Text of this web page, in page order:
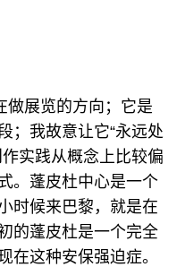
做展览的方向；它是
；我故意让它“永远处
实践从概念上比较偏
。蓬皮杜中心是一个
时候来巴黎，就是在
的蓬皮杜是一个完全
在这种安保强迫症。